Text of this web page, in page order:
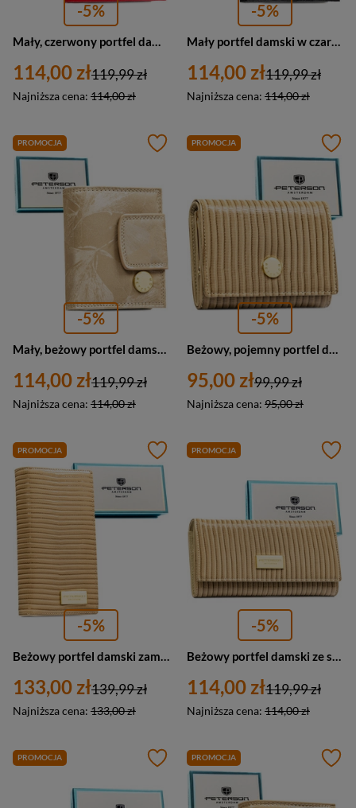
-5%
Mały, czerwony portfel damski zamykany na bigiel i zatrzask - Peterson
114,00 zł
Najniższa cena: 114,00 zł
119,99 zł
-5%
Mały portfel damski w czarnym kolorze zamykany na bigiel i zatrzask - Peterson
114,00 zł
Najniższa cena: 114,00 zł
119,99 zł
PROMOCJA
-5%
114,00 zł
Najniższa cena: 114,00 zł
119,99 zł
PROMOCJA
-5%
95,00 zł
Najniższa cena: 95,00 zł
99,99 zł
PROMOCJA
-5%
Beżowy portfel damski zamykany na magnes i suwak, zdobiony plecionką - Peterson
133,00 zł
Najniższa cena: 133,00 zł
139,99 zł
PROMOCJA
-5%
Beżowy portfel damski ze skóry naturalnej i ekologicznej w pleciony wzór - Peterson
114,00 zł
Najniższa cena: 114,00 zł
119,99 zł
PROMOCJA PROMOCJA